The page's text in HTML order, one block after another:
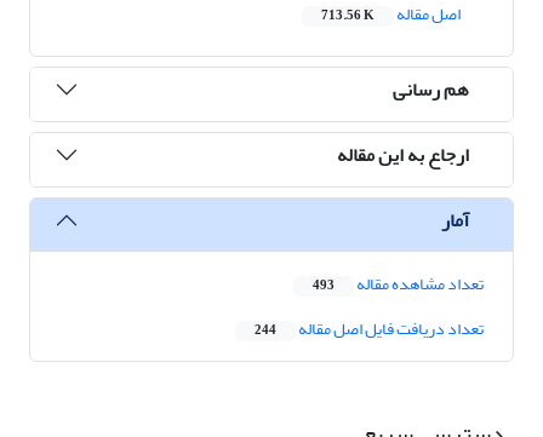
اصل مقاله
713.56 K
هم رسانی
ارجاع به این مقاله
آمار
تعداد مشاهده مقاله 493
تعداد دریافت فایل اصل مقاله 244